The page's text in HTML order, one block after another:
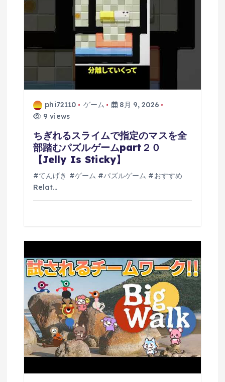
phi72110 ゲーム
8月 9, 2026
9 views
ちぎれるスライムで指定のマスを全
部踏むパズルゲームpart２０
【Jelly Is Sticky】
#てんげき #ゲーム #パズルゲーム #おすすめ
Relat…